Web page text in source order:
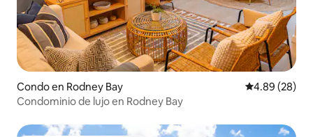
Condo en Rodney Bay Calificación
4.89 (28)
Condominio de lujo en Rodney Bay